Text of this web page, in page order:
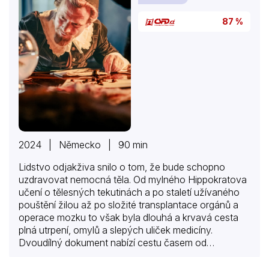
87 %
2024 | Německo | 90 min
Lidstvo odjakživa snilo o tom, že bude schopno
uzdravovat nemocná těla. Od mylného Hippokratova
učení o tělesných tekutinách a po staletí užívaného
pouštění žilou až po složité transplantace orgánů a
operace mozku to však byla dlouhá a krvavá cesta
plná utrpení, omylů a slepých uliček medicíny.
Dvoudílný dokument nabízí cestu časem od